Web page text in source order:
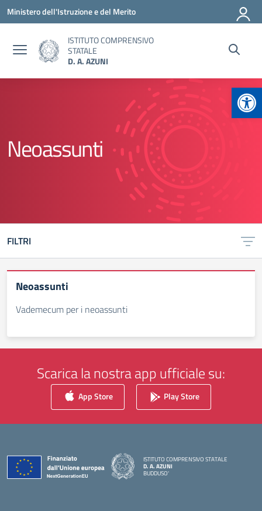
Vai ai contenuti
Vai al menu di navigazione
Vai al footer
Ministero dell'Istruzione e del Merito
ISTITUTO COMPRENSIVO
STATALE
D. A. AZUNI
Neoassunti
FILTRI
Neoassunti
Vademecum per i neoassunti
Scarica la nostra app ufficiale su:
App Store Play Store
ISTITUTO COMPRENSIVO STATALE
D. A. AZUNI
BUDDUSO'